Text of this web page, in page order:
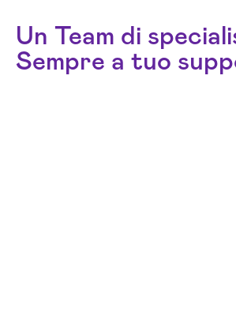
Un Team di
Sempre a tuo